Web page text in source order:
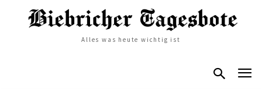
Alles was heute wichtig ist